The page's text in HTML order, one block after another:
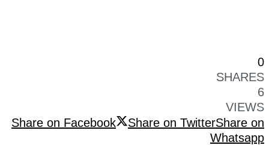
0
SHARES
6
VIEWS
Share on Facebook
Share on TwitterShare on
Whatsapp